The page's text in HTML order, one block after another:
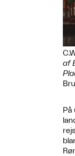
af